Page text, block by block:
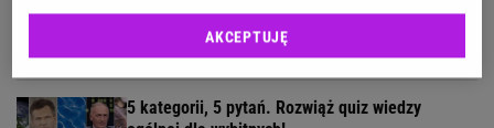
w PRL-u! A ty?
5 kategorii, 5 pytań. Rozwiąż quiz wiedzy
AKCEPTUJĘ